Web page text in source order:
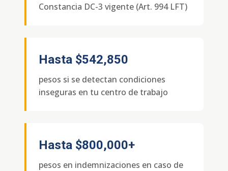
Constancia DC-3 vigente (Art. 994 LFT)
Hasta $542,850
pesos si se detectan condiciones
inseguras en tu centro de trabajo
Hasta $800,000+
pesos en indemnizaciones en caso de